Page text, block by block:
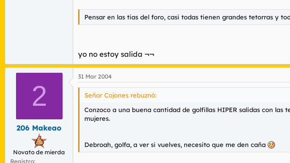
Pensar en las tias del foro, casi todas tienen grandes tetorras y
yo no estoy salida ¬¬
2
206 Makeao
Novato de mierda
Registro
31 Mar 2004
Señor Cojones rebuznó:
Conzoco a una buena cantidad de golfillas HIPER salidas con
mujeres.
Debroah, golfa, a ver si vuelves, necesito que me den caña